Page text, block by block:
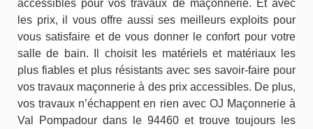
accessibles pour vos travaux de maçonnerie. Et avec
les prix, il vous offre aussi ses meilleurs exploits pour
vous satisfaire et de vous donner le confort pour votre
salle de bain. Il choisit les matériels et matériaux les
plus fiables et plus résistants avec ses savoir-faire pour
vos travaux maçonnerie à des prix accessibles. De plus,
vos travaux n’échappent en rien avec OJ Maçonnerie à
Val Pompadour dans le 94460 et trouve toujours les